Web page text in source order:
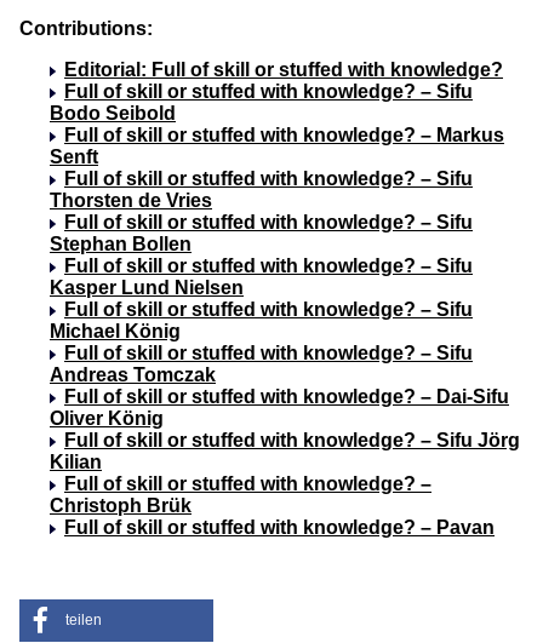
Contributions:
Editorial: Full of skill or stuffed with knowledge?
Full of skill or stuffed with knowledge? – Sifu
Bodo Seibold
Full of skill or stuffed with knowledge? – Markus
Senft
Full of skill or stuffed with knowledge? – Sifu
Thorsten de Vries
Full of skill or stuffed with knowledge? – Sifu
Stephan Bollen
Full of skill or stuffed with knowledge? – Sifu
Kasper Lund Nielsen
Full of skill or stuffed with knowledge? – Sifu
Michael König
Full of skill or stuffed with knowledge? – Sifu
Andreas Tomczak
Full of skill or stuffed with knowledge? – Dai-Sifu
Oliver König
Full of skill or stuffed with knowledge? – Sifu Jörg
Kilian
Full of skill or stuffed with knowledge? –
Christoph Brük
Full of skill or stuffed with knowledge? – Pavan
teilen